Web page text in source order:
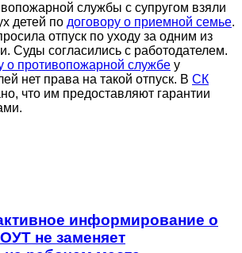
службы с супругом взяли
детей по договору о приемной семье.
отпуск по уходу за одним из
Суды согласились с работодателем.
о противопожарной службе у
нет права на такой отпуск. В СК
что им предоставляют гарантии
информирование о
не заменяет